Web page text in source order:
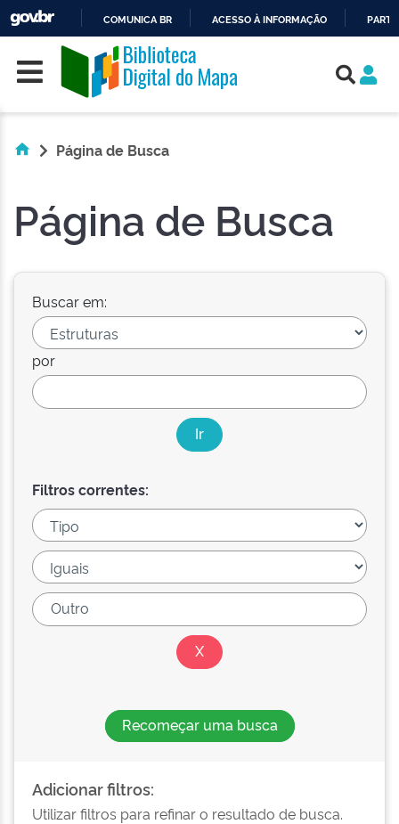
O
CONTEÚDO
COMUNICA BR ACESSO À INFORMAÇÃO
Skip navigation
Página de Busca
Página de Busca
Buscar em:
por
Filtros correntes:
Recomeçar uma busca
Adicionar filtros:
Utilizar filtros para refinar o resultado de busca.